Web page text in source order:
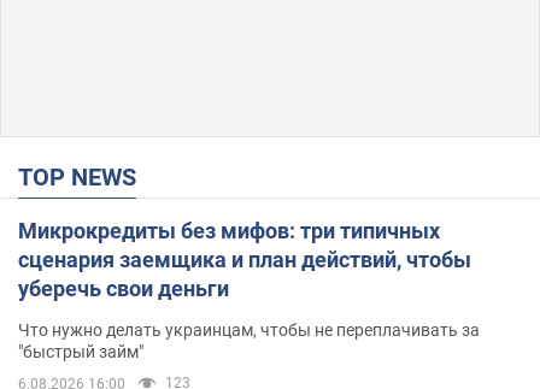
TOP NEWS
Микрокредиты без мифов: три типичных
сценария заемщика и план действий, чтобы
уберечь свои деньги
Что нужно делать украинцам, чтобы не переплачивать за
"быстрый займ"
6.08.2026 16:00 123